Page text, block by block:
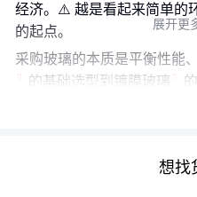
经济。⚠️ 越是看起来简单的
的起点。
采购玻璃的本质是平衡性能
的基础选型到 镀膜玻璃
展开更
想找